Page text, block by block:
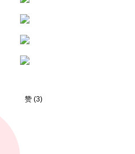
赞 (3)